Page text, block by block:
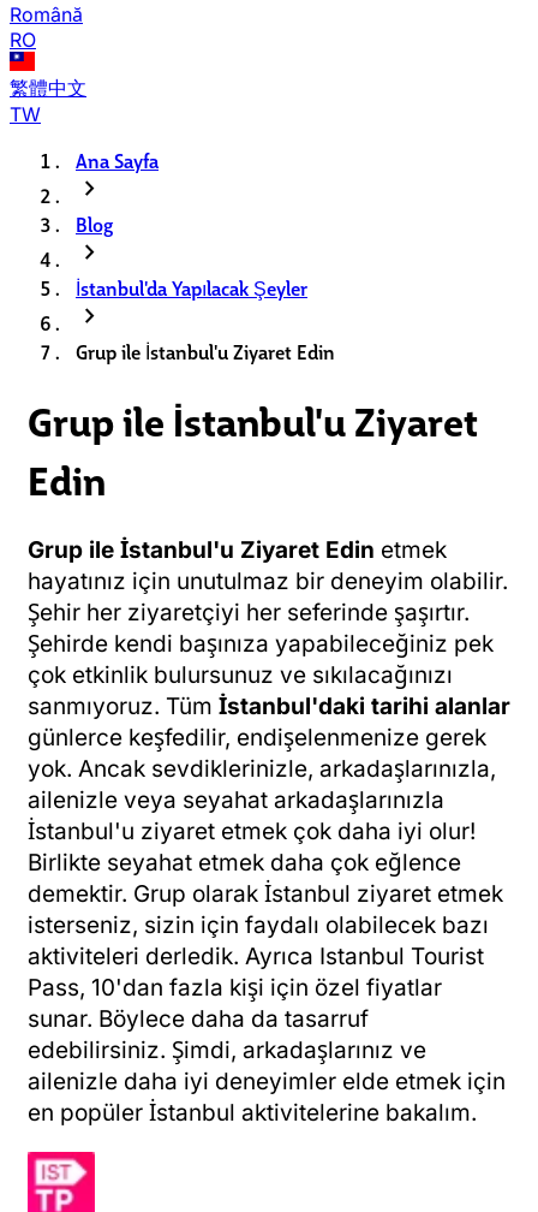
Română
RO
繁體中文
TW
Ana Sayfa
chevron_right
Blog
chevron_right
İstanbul'da Yapılacak Şeyler
chevron_right
Grup ile İstanbul'u Ziyaret Edin
Grup ile İstanbul'u Ziyaret
Edin
Grup ile İstanbul'u Ziyaret Edin etmek
hayatınız için unutulmaz bir deneyim olabilir.
Şehir her ziyaretçiyi her seferinde şaşırtır.
Şehirde kendi başınıza yapabileceğiniz pek
çok etkinlik bulursunuz ve sıkılacağınızı
sanmıyoruz. Tüm İstanbul'daki tarihi alanlar
günlerce keşfedilir, endişelenmenize gerek
yok. Ancak sevdiklerinizle, arkadaşlarınızla,
ailenizle veya seyahat arkadaşlarınızla
İstanbul'u ziyaret etmek çok daha iyi olur!
Birlikte seyahat etmek daha çok eğlence
demektir. Grup olarak İstanbul ziyaret etmek
isterseniz, sizin için faydalı olabilecek bazı
aktiviteleri derledik. Ayrıca Istanbul Tourist
Pass, 10'dan fazla kişi için özel fiyatlar
sunar. Böylece daha da tasarruf
edebilirsiniz. Şimdi, arkadaşlarınız ve
ailenizle daha iyi deneyimler elde etmek için
en popüler İstanbul aktivitelerine bakalım.